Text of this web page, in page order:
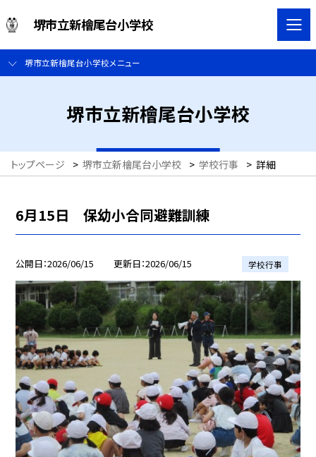
堺市立新檜尾台小学校
堺市立新檜尾台小学校メニュー
堺市立新檜尾台小学校
トップページ > 堺市立新檜尾台小学校 > 学校行事 > 詳細
6月15日 保幼小合同避難訓練
公開日 2026/06/15 更新日 2026/06/15 学校行事